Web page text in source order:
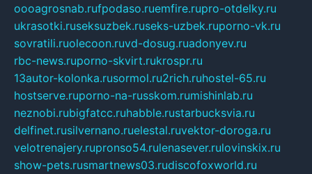
oooagrosnab.rufpodaso.ruemfire.rupro-otdelky.ru
ukrasotki.ruseksuzbek.ruseks-uzbek.ruporno-vk.ru
sovratili.ruolecoon.ruvd-dosug.ruadonyev.ru
rbc-news.ruporno-skvirt.rukrospr.ru
13autor-kolonka.rusormol.ru2rich.ruhostel-65.ru
hostserve.ruporno-na-russkom.rumishinlab.ru
neznobi.rubigfatcc.ruhabble.rustarbucksvia.ru
delfinet.rusilvernano.ruelestal.ruvektor-doroga.ru
velotrenajery.rupronso54.rulenasever.rulovinskix.ru
show-pets.rusmartnews03.rudiscofoxworld.ru